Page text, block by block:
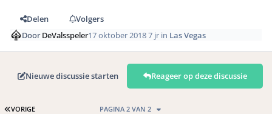
Delen
Volgers
DoorDeValsspeler17 oktober 20187 jr in Las Vegas
Nieuwe discussie starten Reageer op deze discussie
EERSTE PAGINA
VORIGE PAGINA 2 VAN 2